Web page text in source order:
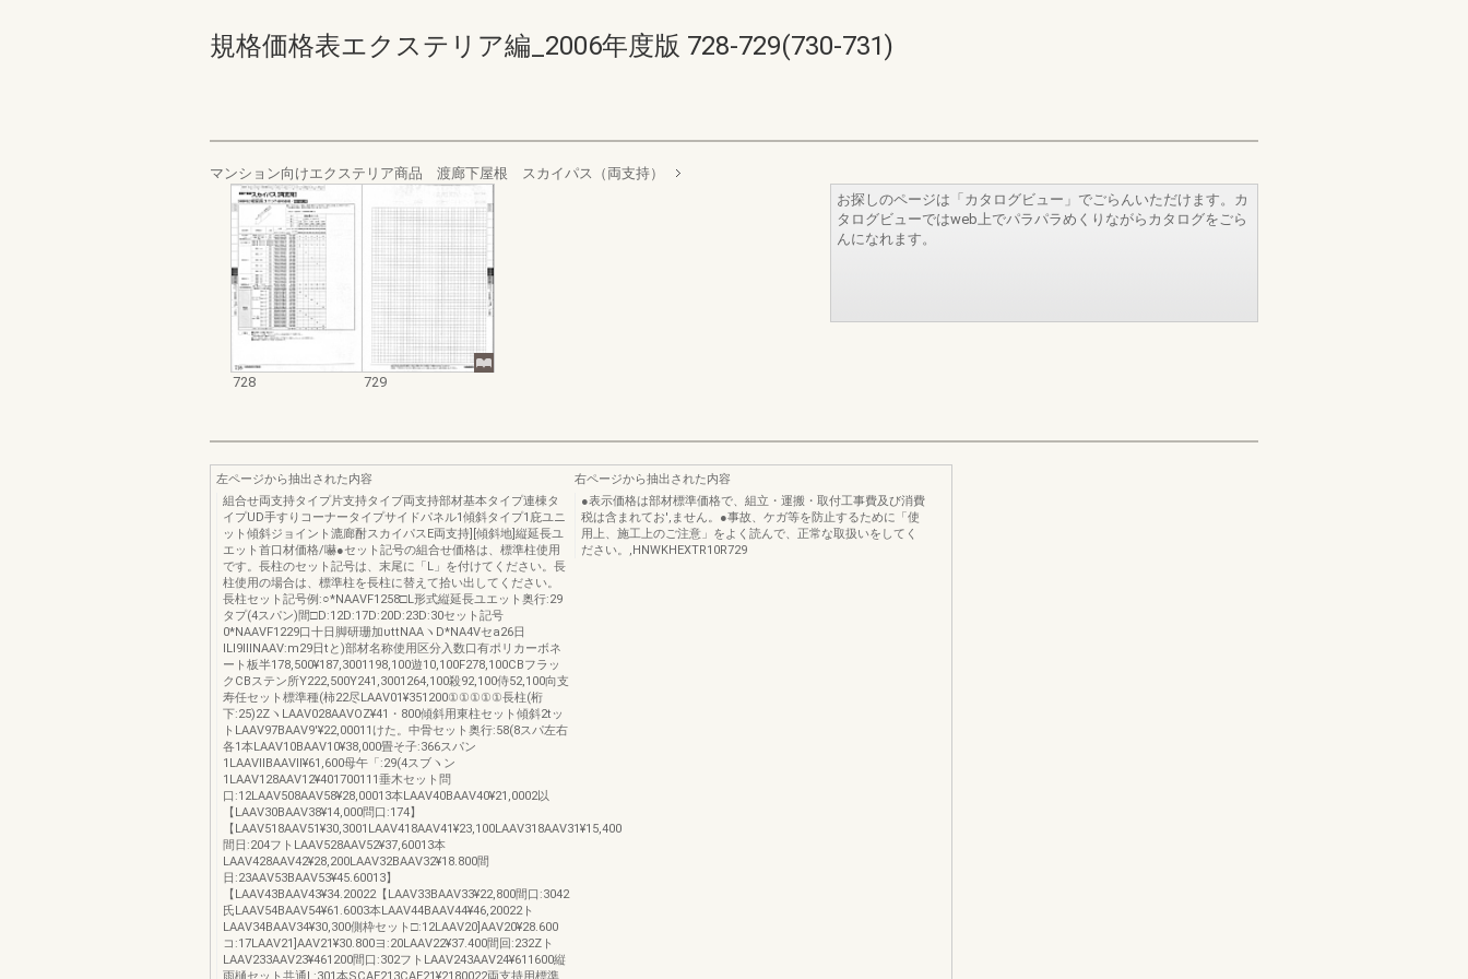
規格価格表エクステリア編_2006年度版 728-729(730-731)
マンション向けエクステリア商品 渡廊下屋根 スカイパス（両支持）
728 729
お探しのページは「カタログビュー」でごらんいただけます。カ
タログビューではweb上でパラパラめくりながらカタログをごら
んになれます。
左ページから抽出された内容
組合せ両支持タイプ片支持タイブ両支持部材基本タイプ連棟タ
イプUD手すりコーナータイプサイドパネル1傾斜タイプ1庇ユニ
ット傾斜ジョイント漉廊酎スカイパスE両支持][傾斜地]縦延長ユ
エット首口材価格/嚇●セット記号の組合せ価格は、標準柱使用
です。長柱のセット記号は、末尾に「L」を付けてください。長
柱使用の場合は、標準柱を長柱に替えて拾い出してください。
長柱セット記号例:○*NAAVF1258□L形式縦延長ユエット奥行:29
タプ(4スパン)間□D:12D:17D:20D:23D:30セット記号
0*NAAVF1229口十日脚研珊加υttNAAヽD*NA4Vセa26日
ILI9ⅢNAAV:m29日tと)部材名称使用区分入数口有ポリカーボネ
ート板半178,500¥187,3001198,100遊10,100F278,100CBフラッ
クCBステン所Y222,500Y241,3001264,100殺92,100侍52,100向支
寿任セット標準種(柿22尽LAAV01¥351200①①①①①長柱(桁
下:25)2ZヽLAAV028AAVOZ¥41・800傾斜用東柱セット傾斜2tッ
トLAAV97BAAV9'¥22,00011けた。中骨セット奥行:58(8スパ左右
各1本LAAV10BAAV10¥38,000畳そ子:366スパン
1LAAVllBAAVll¥61,600母午「:29(4スブヽン
1LAAV128AAV12¥401700111垂木セット問
口:12LAAV508AAV58¥28,00013本LAAV40BAAV40¥21,0002以
【LAAV30BAAV38¥14,000問口:174】
【LAAV518AAV51¥30,3001LAAV418AAV41¥23,100LAAV318AAV31¥15,400
間日:204フトLAAV528AAV52¥37,60013本
LAAV428AAV42¥28,200LAAV32BAAV32¥18.800間
日:23AAV53BAAV53¥45.60013】
【LAAV43BAAV43¥34.20022【LAAV33BAAV33¥22,800間口:3042
氏LAAV54BAAV54¥61.6003本LAAV44BAAV44¥46,20022ト
LAAV34BAAV34¥30,300側枠セット□:12LAAV20]AAV20¥28.600
コ:17LAAV21]AAV21¥30.800ヨ:20LAAV22¥37.400間回:232Zト
LAAV233AAV23¥461200間口:302フトLAAV243AAV24¥611600縦
右ページから抽出された内容
●表示価格は部材標準価格で、組立・運搬・取付工事費及び消費
税は含まれてお',ません。●事故、ケガ等を防止するために「使
用上、施工上のご注意」をよく読んで、正常な取扱いをしてく
ださい。,HNWKHEXTR10R729